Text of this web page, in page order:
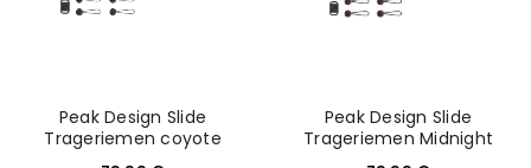
Ja, ich möchte ein Kundenkonto eröffnen und
Peak Design Slide
Trageriemen coyote
Peak Design Slide
Trageriemen Midnight